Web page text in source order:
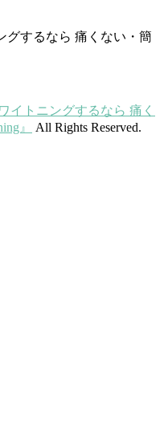
イトニングするなら 痛く
』
All Rights Reserved.